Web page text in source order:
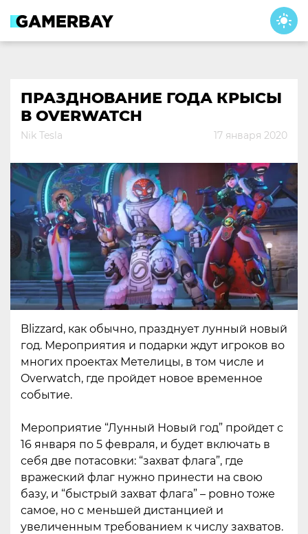
content
ПРАЗДНОВАНИЕ ГОДА КРЫСЫ
В OVERWATCH
Nik Tesla 17 января 2020
Blizzard, как обычно, празднует лунный новый
год. Мероприятия и подарки ждут игроков во
многих проектах Метелицы, в том числе и
Overwatch, где пройдет новое временное
событие.
Мероприятие “Лунный Новый год” пройдет с
16 января по 5 февраля, и будет включать в
себя две потасовки: “захват флага”, где
вражеский флаг нужно принести на свою
базу, и “быстрый захват флага” – ровно тоже
самое, но с меньшей дистанцией и
увеличенным требованием к числу захватов.